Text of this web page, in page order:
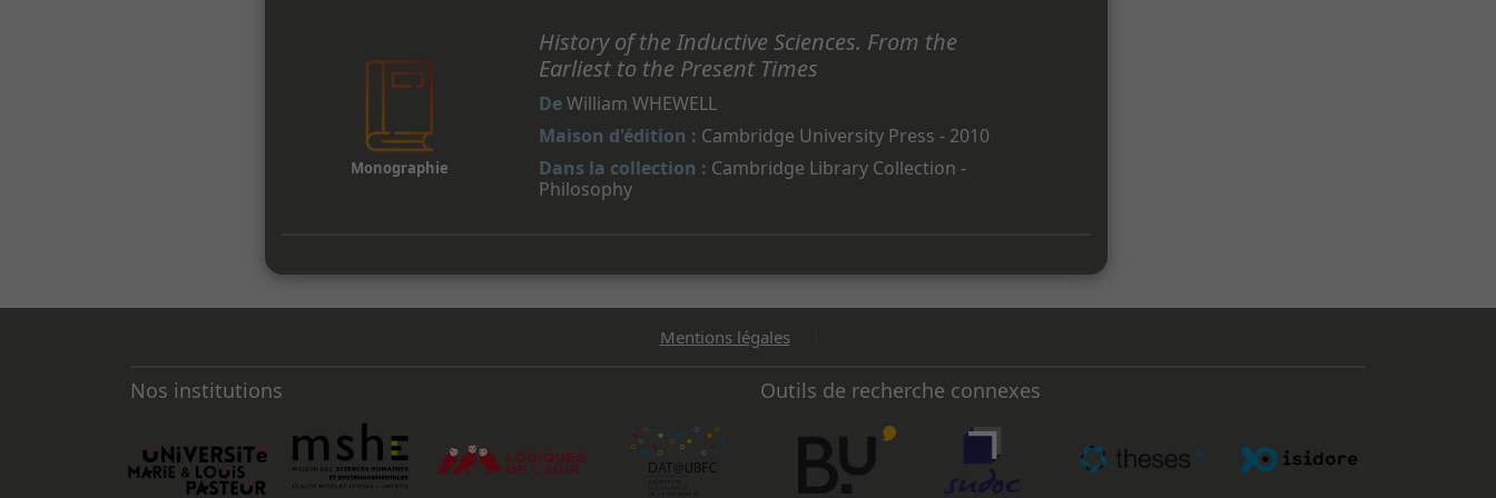
Monographie
History of the Inductive Sciences. From the
Earliest to the Present Times
DeWilliam WHEWELL
Maison d'édition : Cambridge University Press - 2010
Dans la collection : Cambridge Library Collection -
Philosophy
Mentions légales
Nos institutions Outils de recherche connexes